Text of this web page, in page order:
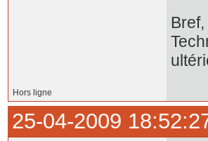
Hors ligne
25-04-2009